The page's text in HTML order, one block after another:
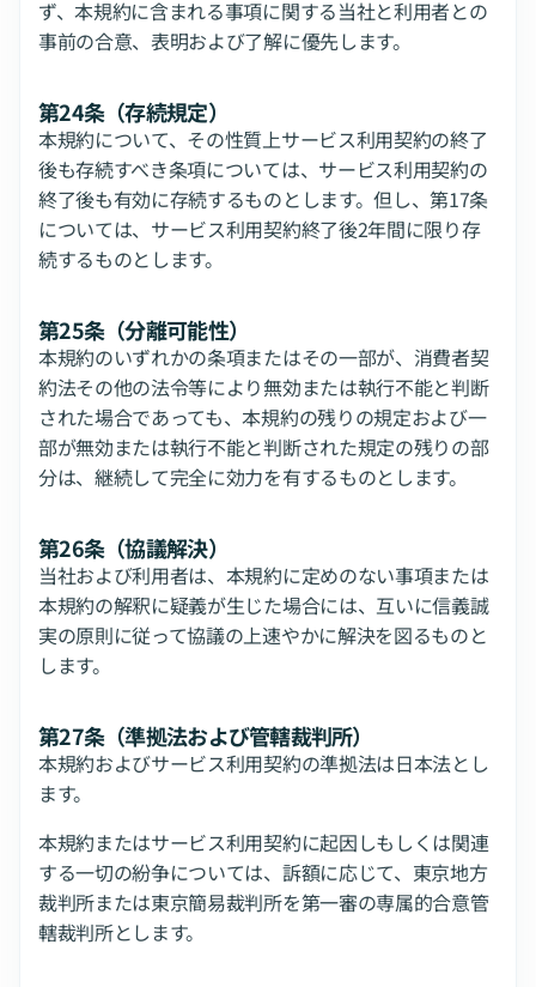
ず、本規約に含まれる事項に関する当社と利用者との
事前の合意、表明および了解に優先します。
第24条（存続規定）
本規約について、その性質上サービス利用契約の終了
後も存続すべき条項については、サービス利用契約の
終了後も有効に存続するものとします。但し、第17条
については、サービス利用契約終了後2年間に限り存
続するものとします。
第25条（分離可能性）
本規約のいずれかの条項またはその一部が、消費者契
約法その他の法令等により無効または執行不能と判断
された場合であっても、本規約の残りの規定および一
部が無効または執行不能と判断された規定の残りの部
分は、継続して完全に効力を有するものとします。
第26条（協議解決）
当社および利用者は、本規約に定めのない事項または
本規約の解釈に疑義が生じた場合には、互いに信義誠
実の原則に従って協議の上速やかに解決を図るものと
します。
第27条（準拠法および管轄裁判所）
本規約およびサービス利用契約の準拠法は日本法とし
ます。
本規約またはサービス利用契約に起因しもしくは関連
する一切の紛争については、訴額に応じて、東京地方
裁判所または東京簡易裁判所を第一審の専属的合意管
轄裁判所とします。